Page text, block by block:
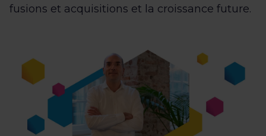
fusions et acquisitions et la croissance future.